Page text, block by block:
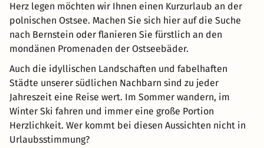
Herz legen möchten wir Ihnen einen Kurzurlaub an der
polnischen Ostsee. Machen Sie sich hier auf die Suche
nach Bernstein oder flanieren Sie fürstlich an den
mondänen Promenaden der Ostseebäder.
Auch die idyllischen Landschaften und fabelhaften
Städte unserer südlichen Nachbarn sind zu jeder
Jahreszeit eine Reise wert. Im Sommer wandern, im
Winter Ski fahren und immer eine große Portion
Herzlichkeit. Wer kommt bei diesen Aussichten nicht in
Urlaubsstimmung?